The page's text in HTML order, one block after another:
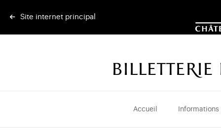
Site internet principal
Accueil